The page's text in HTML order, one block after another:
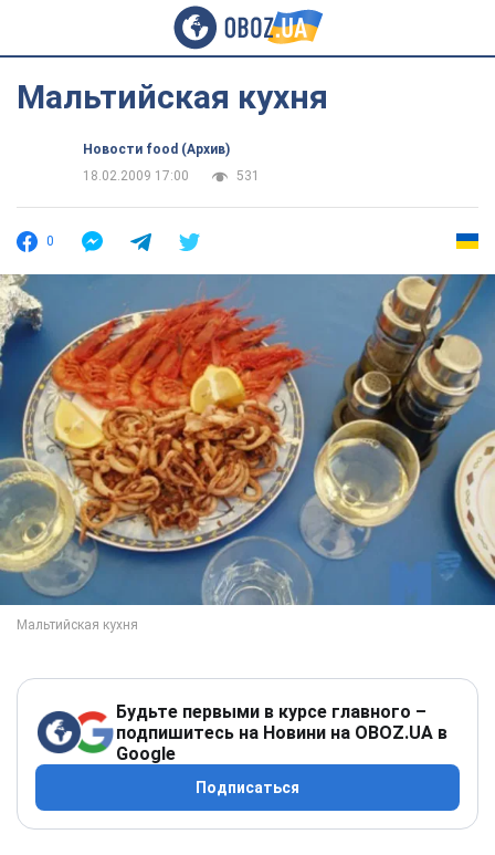
Мальтийская кухня
Новости food (Архив)
18.02.2009 17:00
531
0
Будьте первыми в курсе главного –
подпишитесь на Новини на OBOZ.UA в
Google
Подписаться